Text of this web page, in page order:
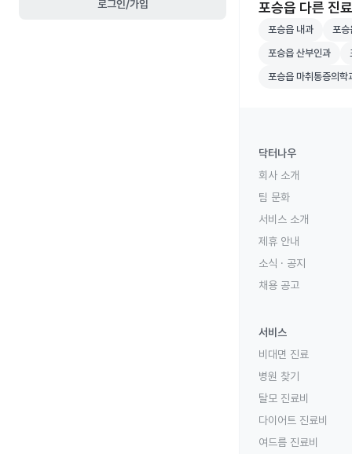
로그인/가입 포승읍 다른 진
포승읍 내과 병원
포승읍 내과 포
포승
포승읍 산부인과
포승읍 산부인과
포승읍 마취통증
포승읍 마취통증의학
닥터나우
회사 소개
팀 문화
서비스 소개
제휴 안내
소식 · 공지
채용 공고
서비스
비대면 진료
병원 찾기
탈모 진료비
다이어트 진료비
여드름 진료비